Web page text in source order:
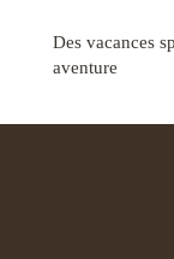
Des vacances
aventure